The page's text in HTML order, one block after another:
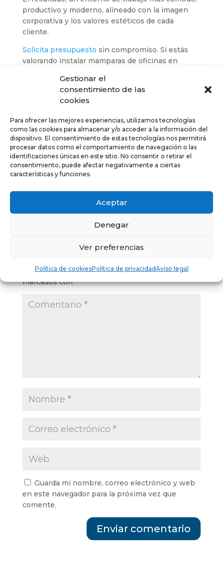
Gestionar el
consentimiento de las
cookies
Para ofrecer las mejores experiencias, utilizamos tecnologías
como las cookies para almacenar y/o acceder a la información del
dispositivo. El consentimiento de estas tecnologías nos permitirá
procesar datos como el comportamiento de navegación o las
identificaciones únicas en este sitio. No consentir o retirar el
consentimiento, puede afectar negativamente a ciertas
características y funciones.
Aceptar
Denegar
Ver preferencias
Política de cookiesPolítica de privacidadAviso legal
productivo y moderno, alineado con la imagen
corporativa y los valores estéticos de cada
cliente.
Solicita presupuesto sin compromiso. Si estás
valorando instalar mamparas de oficinas en
estaremos encantados de asesorarte. Evaluamos
tus necesidades específicas, diseñamos la
solución que mejor se adapta a tu espacio y te
ofrecemos una propuesta personalizada con
materiales de alta calidad.
No tardes en ponerte en contacto con nosotros
y transforma de la mejor manera posible tus
espacios con la durabilidad, higiene y elegancia
de las mamparas divisorias. ¡Consúltanos sin
Enviar comentario
publicada. Los campos obligatorios están
marcados con*
Guarda mi nombre, correo electrónico y web
en este navegador para la próxima vez que
comente.